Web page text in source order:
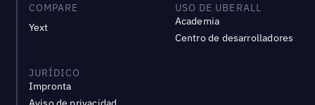
COMPARE
Yext
USO DE UBERALL
Academia
Centro de desarrolladores
JURÍDICO
Impronta